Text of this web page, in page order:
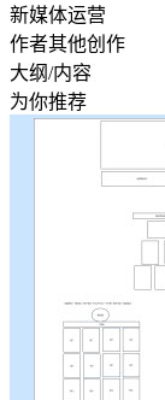
新媒体运营
作者其他创作
大纲/内容
为你推荐